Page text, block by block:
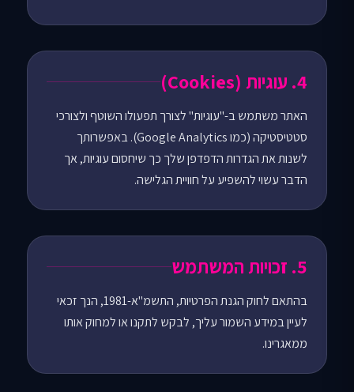
4. עוגיות (Cookies)
האתר משתמש ב-"עוגיות" לצורך תפעולו השוטף ולצורכי
סטטיסטיקה (כמו Google Analytics). באפשרותך
לשנות את הגדרות הדפדפן שלך כך שיחסום עוגיות, אך
הדבר עשוי להשפיע על חוויית הגלישה.
5. זכויות המשתמש
בהתאם לחוק הגנת הפרטיות, התשמ"א-1981, הנך זכאי
לעיין במידע השמור עליך, לבקש לתקנו או למחוק אותו
ממאגרינו.